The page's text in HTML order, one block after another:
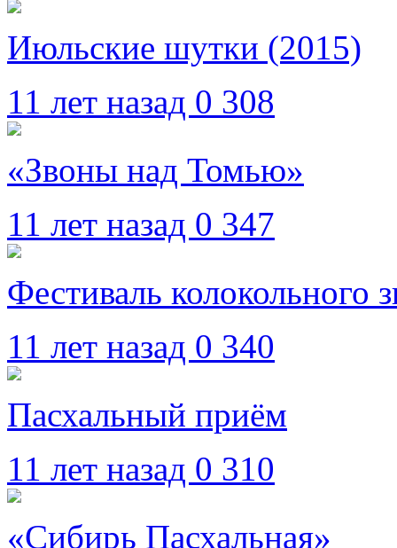
Июльские шутки (2015)
11 лет назад 0 308
«Звоны над Томью»
11 лет назад 0 347
Фестиваль колокольного
11 лет назад 0 340
Пасхальный приём
11 лет назад 0 310
«Сибирь Пасхальная»